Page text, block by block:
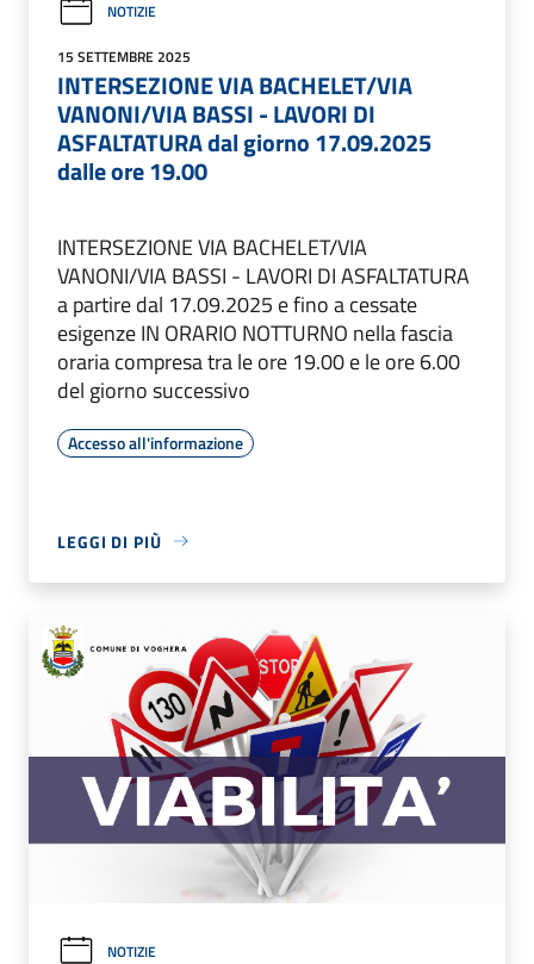
NOTIZIE
15 SETTEMBRE 2025
INTERSEZIONE VIA BACHELET/VIA
VANONI/VIA BASSI - LAVORI DI
ASFALTATURA dal giorno 17.09.2025
dalle ore 19.00
INTERSEZIONE VIA BACHELET/VIA
VANONI/VIA BASSI - LAVORI DI ASFALTATURA
a partire dal 17.09.2025 e fino a cessate
esigenze IN ORARIO NOTTURNO nella fascia
oraria compresa tra le ore 19.00 e le ore 6.00
del giorno successivo
Accesso all'informazione
LEGGI DI PIÙ
NOTIZIE